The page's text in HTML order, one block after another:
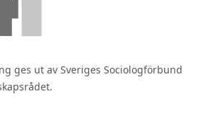
ges ut av Sveriges Sociologförbund